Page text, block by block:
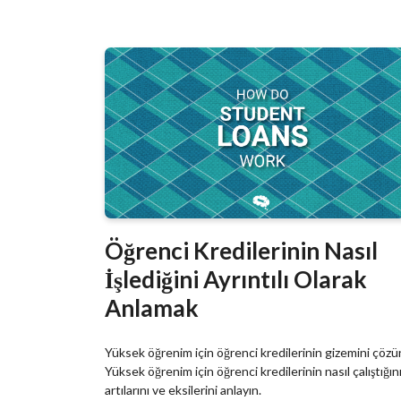
Öğrenci Kredilerinin Nasıl
İşlediğini Ayrıntılı Olarak
Anlamak
Yüksek öğrenim için öğrenci kredilerinin gizemini
Yüksek öğrenim için öğrenci kredilerinin nasıl
artılarını ve eksilerini anlayın.